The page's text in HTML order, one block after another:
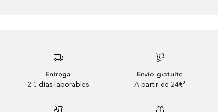
Entrega
2-3 días laborables
Envío gratuito
A partir de 24€³